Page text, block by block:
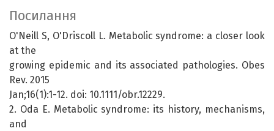
Посилання
O'Neill S, O'Driscoll L. Metabolic syndrome: a closer look
at the
growing epidemic and its associated pathologies. Obes
Rev. 2015
Jan;16(1):1-12. doi: 10.1111/obr.12229.
2. Oda E. Metabolic syndrome: its history, mechanisms,
and